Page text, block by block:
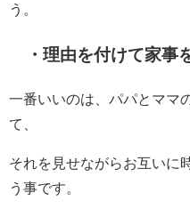
う。
・理由を付けて家事
一番いいのは、パパとママ
て、
それを見せながらお互いに
う事です。